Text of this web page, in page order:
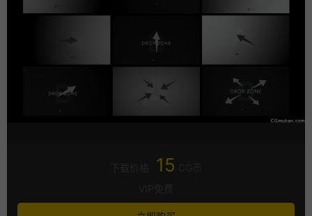
15